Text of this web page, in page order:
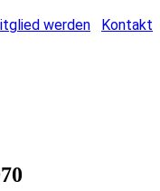
werden Kontakt